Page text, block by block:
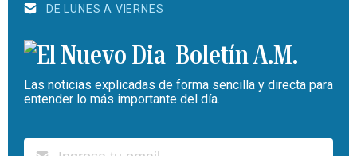
DE LUNES A VIERNES
Boletín A.M.
Las noticias explicadas de forma sencilla y directa para
entender lo más importante del día.